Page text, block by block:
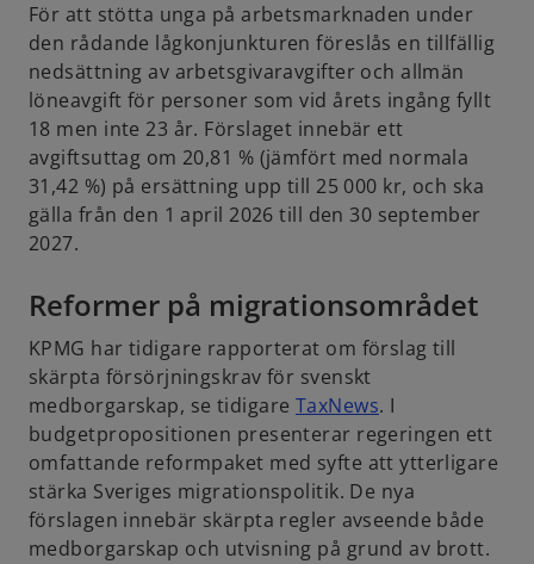
För att stötta unga på arbetsmarknaden under
den rådande lågkonjunkturen föreslås en tillfällig
nedsättning av arbetsgivaravgifter och allmän
löneavgift för personer som vid årets ingång fyllt
18 men inte 23 år. Förslaget innebär ett
avgiftsuttag om 20,81 % (jämfört med normala
31,42 %) på ersättning upp till 25 000 kr, och ska
gälla från den 1 april 2026 till den 30 september
2027.
Reformer på migrationsområdet
KPMG har tidigare rapporterat om förslag till
skärpta försörjningskrav för svenskt
medborgarskap, se tidigare TaxNewso
p
e
n
s
i
. I
budgetpropositionen presenterar regeringen ett
omfattande reformpaket med syfte att ytterligare
stärka Sveriges migrationspolitik. De nya
förslagen innebär skärpta regler avseende både
medborgarskap och utvisning på grund av brott.